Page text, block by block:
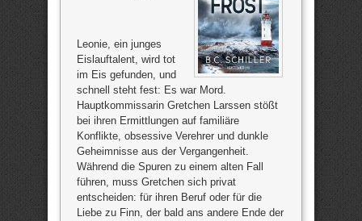
Leonie, ein junges
Eislauftalent, wird tot
im Eis gefunden, und
schnell steht fest: Es war Mord.
Hauptkommissarin Gretchen Larssen stößt
bei ihren Ermittlungen auf familiäre
Konflikte, obsessive Verehrer und dunkle
Geheimnisse aus der Vergangenheit.
Während die Spuren zu einem alten Fall
führen, muss Gretchen sich privat
entscheiden: für ihren Beruf oder für die
Liebe zu Finn, der bald ans andere Ende der